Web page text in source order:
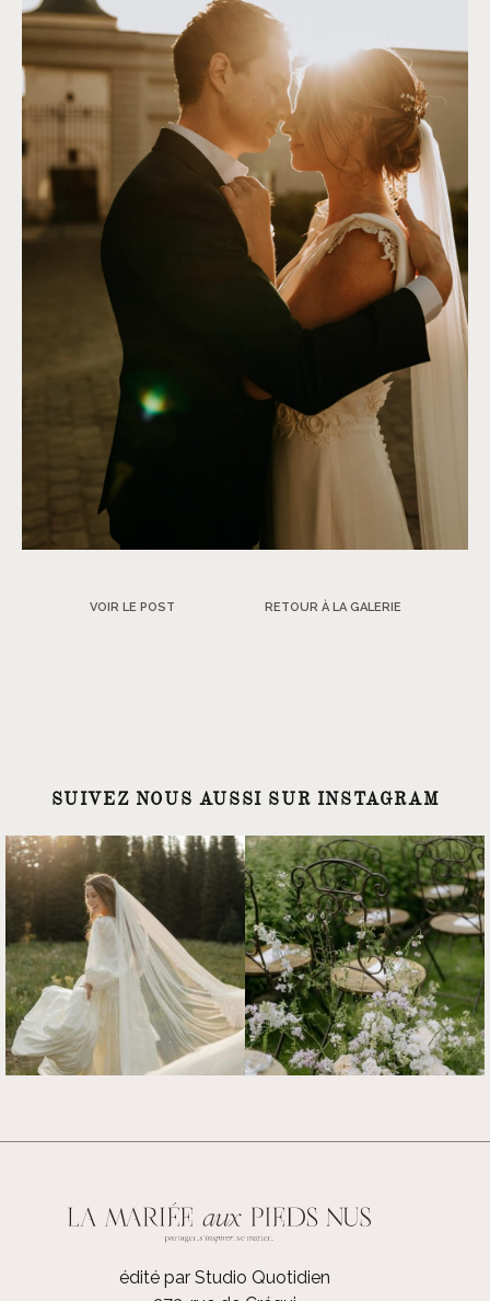
VOIR LE POST RETOUR À LA GALERIE
SUIVEZ NOUS AUSSI SUR INSTAGRAM
édité par Studio Quotidien